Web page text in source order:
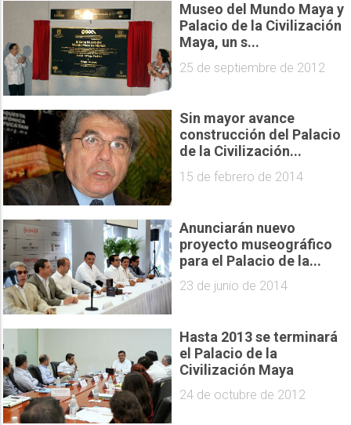
Museo del Mundo Maya y
Palacio de la Civilización
Maya, un s...
25 de septiembre de 2012
Sin mayor avance
construcción del Palacio
de la Civilización...
15 de febrero de 2014
Anunciarán nuevo
proyecto museográfico
para el Palacio de la...
23 de junio de 2014
Hasta 2013 se terminará
el Palacio de la
Civilización Maya
24 de octubre de 2012